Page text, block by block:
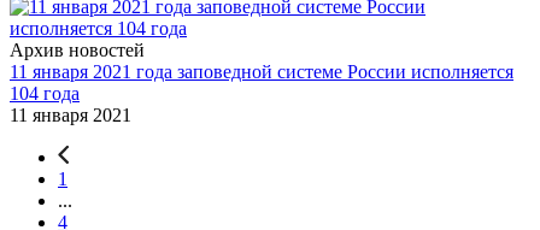
Архив новостей
11 января 2021 года заповедной системе России исполняется
104 года
11 января 2021
1
...
4